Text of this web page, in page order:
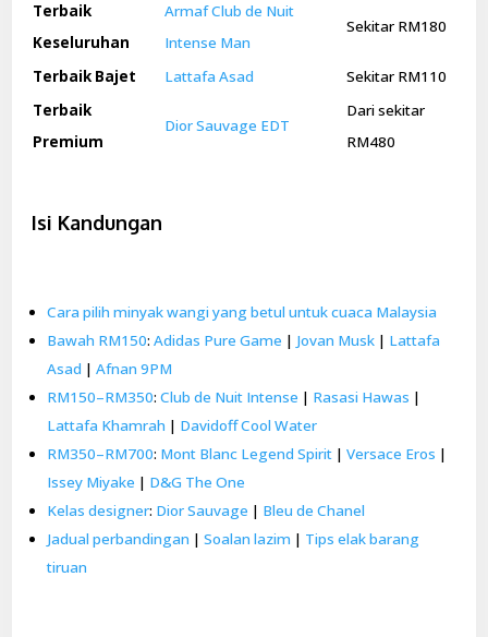
Terbaik
Keseluruhan
Armaf Club de Nuit
Intense Man
Sekitar RM180
Terbaik Bajet Lattafa Asad
Sekitar RM110
Terbaik
Premium
Dior Sauvage EDT
Dari sekitar
RM480
Isi Kandungan
Cara pilih minyak wangi yang betul untuk cuaca Malaysia
Bawah RM150: Adidas Pure Game | Jovan Musk| Lattafa
Asad | Afnan 9PM
RM150–RM350: Club de Nuit Intense | Rasasi Hawas |
Lattafa Khamrah | Davidoff Cool Water
RM350–RM700: Mont Blanc Legend Spirit| Versace Eros |
Issey Miyake | D&G The One
Kelas designer: Dior Sauvage | Bleu de Chanel
Jadual perbandingan | Soalan lazim | Tips elak barang
tiruan